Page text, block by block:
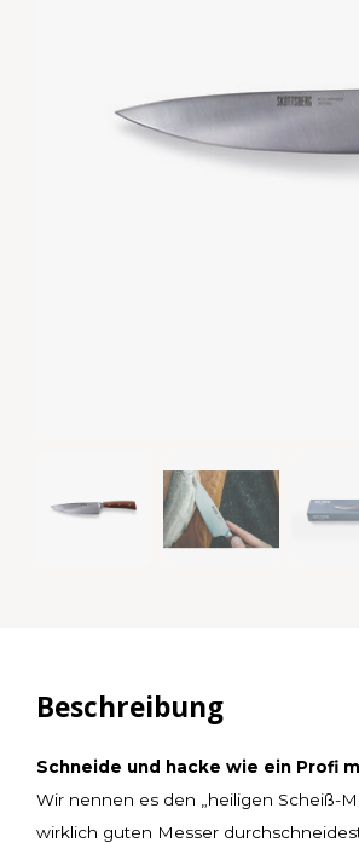
Beschreibung
Schneide und hacke wie ein Profi
Wir nennen es den „heiligen Scheiß-
wirklich guten Messer